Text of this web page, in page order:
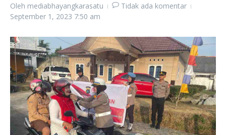
Oleh mediabhayangkarasatu
Tidak ada komentar
September 1, 2023 7:50 am